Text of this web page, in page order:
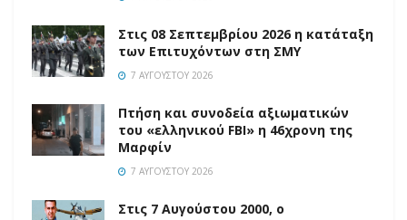
Στις 08 Σεπτεμβρίου 2026 η κατάταξη
των Επιτυχόντων στη ΣΜΥ
7 ΑΥΓΟΎΣΤΟΥ 2026
Πτήση και συνοδεία αξιωματικών
του «ελληνικού FBI» η 46χρονη της
Μαρφίν
7 ΑΥΓΟΎΣΤΟΥ 2026
Στις 7 Αυγούστου 2000, ο